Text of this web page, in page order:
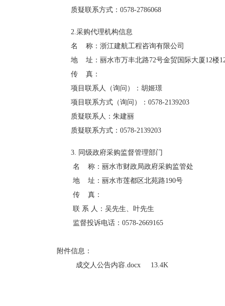
质疑联系方式： 0578-2786068
2.采购代理机构信息
名    称： 浙江建航工程咨询有限公司
地    址： 丽水市万丰北路72号金贸国际大厦12楼
传    真：
项目联系人（询问）： 胡姬璟
项目联系方式（询问）： 0578-2139203
质疑联系人： 朱建丽
质疑联系方式： 0578-2139203
3. 同级政府采购监督管理部门
名 称：丽水市财政局政府采购监管处
地 址：丽水市莲都区北苑路190号
传 真：
联 系 人：吴先生、叶先生
监督投诉电话：0578-2669165
附件信息：
成交人公告内容.docx
13.4K